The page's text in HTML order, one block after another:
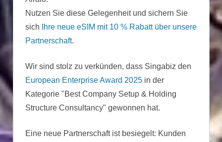
Nutzen Sie diese Gelegenheit und sichern Sie
sich
Ihre neue eSIM mit 10 % Rabatt über unsere
Partnerschaft.
Wir sind stolz zu verkünden, dass Singabiz den
European Enterprise Award 2025in der
Kategorie "Best Company Setup & Holding
Structure Consultancy" gewonnen hat.
Eine neue Partnerschaft ist besiegelt: Kunden